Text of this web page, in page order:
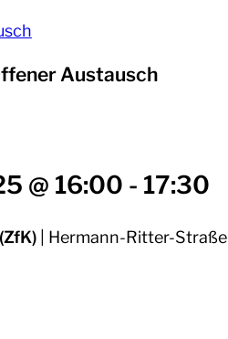
Austausch
@ 16:00 - 17:30
| Hermann-Ritter-